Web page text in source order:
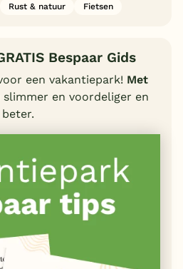
Rust & natuur Fietsen
Bespaar Gids
een vakantiepark! Met
en voordeliger en